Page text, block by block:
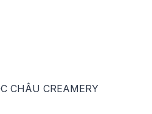
CHÂU CREAMERY